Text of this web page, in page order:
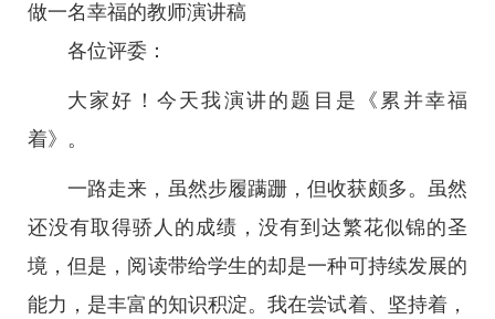
做一名幸福的教师演讲稿
各位评委：
大家好！今天我演讲的题目是《累并幸福
着》。
一路走来，虽然步履蹒跚，但收获颇多。虽然
还没有取得骄人的成绩，没有到达繁花似锦的圣
境，但是，阅读带给学生的却是一种可持续发展的
能力，是丰富的知识积淀。我在尝试着、坚持着，